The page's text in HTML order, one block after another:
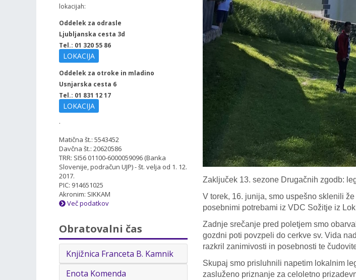
Zaključek 13. sezone Drugačnih zgodb:
V torek, 16. junija, smo uspešno sklenili
posebnimi potrebami iz VDC Sožitje iz
Zadnje srečanje pred poletjem smo
gozdni poti povzpeli do cerkve sv. Vida
razkril zanimivosti in posebnosti te
Skupaj smo prisluhnili napetim lokalnim
zasluženo priznanje za celoletno
lokacijah:
Oddelek za odrasle
Ljubljanska cesta 3d
Tel.: 01 320 55 86
LOKACIJA
Oddelek za otroke in mladino
Usnjarska cesta 6
Tel.: 01 831 12 17
LOKACIJA
.
Matična št.: 5543452
Davčna št.: 20620586
TRR: SI56 01100-6000059096 (Banka
Slovenije, podračun UJP) - št. velja od 1. 12.
2017.
PIC: 914651025
Akronim: SIKKAM
Več podatkov
Obratovalni čas
Knjižnica Franceta B. Kamnik
Enota Komenda